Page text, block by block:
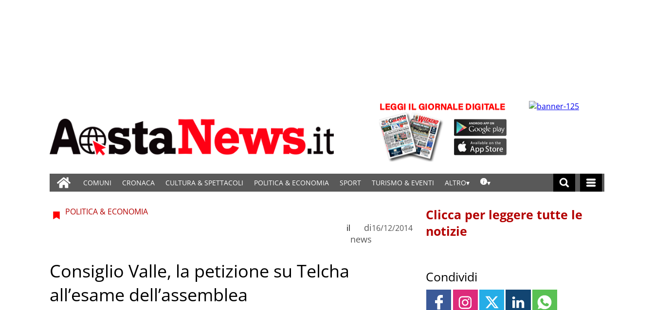
COMUNI CRONACA CULTURA & SPETTACOLI POLITICA & ECONOMIA SPORT TURISMO & EVENTI ALTRO
POLITICA & ECONOMIA
di
news
il 16/12/2014
Consiglio Valle, la petizione su Telcha
all’esame dell’assemblea
Clicca per leggere tutte le
notizie
Condividi